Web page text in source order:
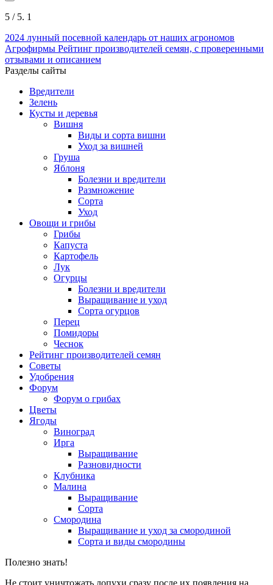
5 / 5. 1
2024 лунный посевной календарь от наших агрономов
Агрофирмы Рейтинг производителей семян, с проверенными
отзывами и описанием
Разделы сайты
Вредители
Зелень
Кусты и деревья
Вишня
Виды и сорта вишни
Уход за вишней
Груша
Яблоня
Болезни и вредители
Размножение
Сорта
Уход
Овощи и грибы
Грибы
Капуста
Картофель
Лук
Огурцы
Болезни и вредители
Выращивание и уход
Сорта огурцов
Перец
Помидоры
Чеснок
Рейтинг производителей семян
Советы
Удобрения
Форум
Форум о грибах
Цветы
Ягоды
Виноград
Ирга
Выращивание
Разновидности
Клубника
Малина
Выращивание
Сорта
Смородина
Выращивание и уход за смородиной
Сорта и виды смородины
Полезно знать!